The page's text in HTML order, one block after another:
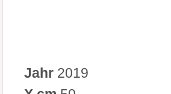
Jahr 2019